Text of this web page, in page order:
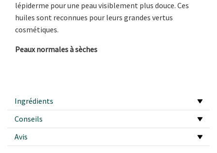
lépiderme pour une peau visiblement plus douce. Ces
huiles sont reconnues pour leurs grandes vertus
cosmétiques.
Peaux normales à sèches
Ingrédients
Conseils
Avis